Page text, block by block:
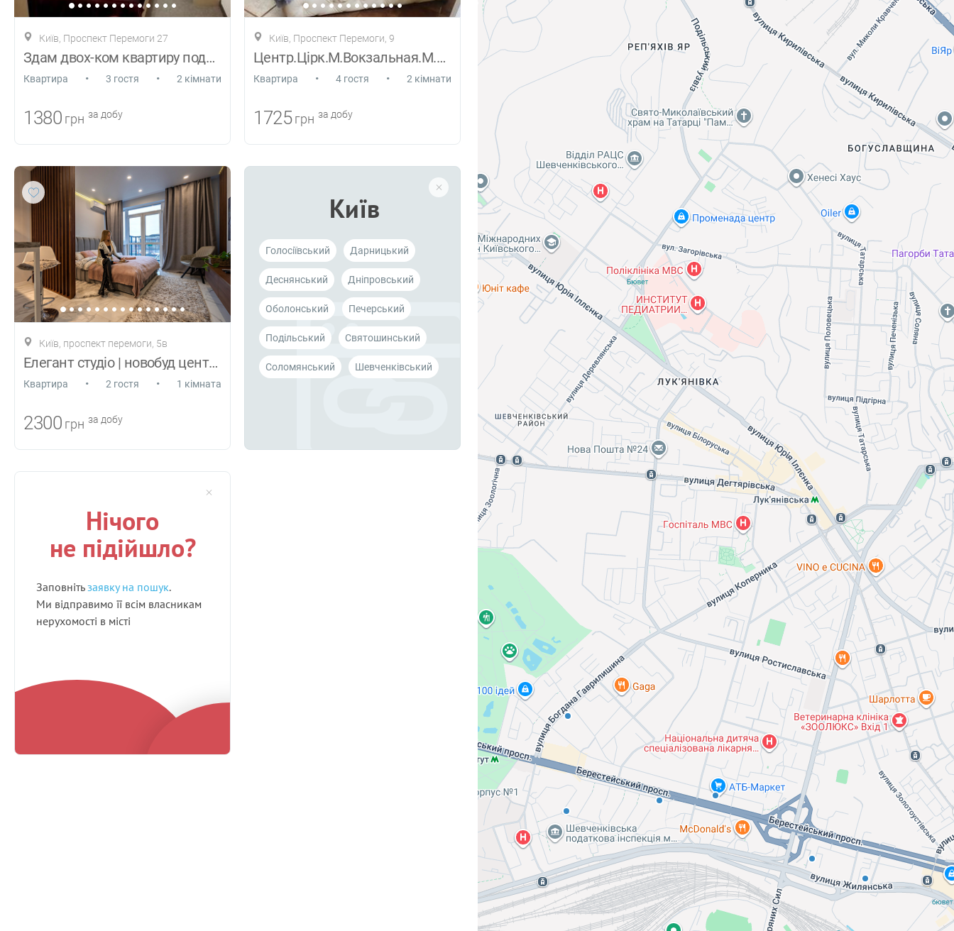
Київ, Проспект Перемоги 27
Здам двох-ком квартиру подобово
Квартира • 3 гостя • 2 кімнати
1380 грн за добу
Київ, Проспект Перемоги, 9
Центр.Цірк.М.Вокзальная.М.Політехніческі
Квартира • 4 гостя • 2 кімнати
1725 грн за добу
Київ, проспект перемоги, 5в
Елегант студіо | новобуд центр КПІ
Квартира • 2 гостя • 1 кімната
2300 грн за добу
Київ
Голосіївський Дарницький
Деснянський Дніпровський
Оболонський Печерський
Подільський Святошинський
Соломянський Шевченківський
Нічого
не підійшло?
Заповнітьзаявку на пошук.
Ми відправимо її всім власникам
нерухомості в місті